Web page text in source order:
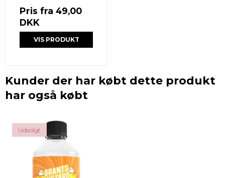
Pris fra 49,00
DKK
VIS PRODUKT
Kunder der har købt dette produkt
har også købt
Udsolgt